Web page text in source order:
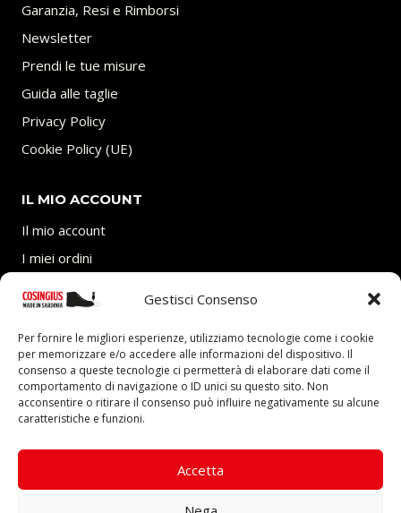
Gestisci Consenso
Per fornire le migliori esperienze, utilizziamo tecnologie come i cookie
per memorizzare e/o accedere alle informazioni del dispositivo. Il
consenso a queste tecnologie ci permetterà di elaborare dati come il
comportamento di navigazione o ID unici su questo sito. Non
acconsentire o ritirare il consenso può influire negativamente su alcune
caratteristiche e funzioni.
Accetta
Garanzia, Resi e Rimborsi
Newsletter
Prendi le tue misure
Guida alle taglie
Privacy Policy
Cookie Policy (UE)
IL MIO ACCOUNT
Il mio account
I miei ordini
di Commercio Industria Artigianato e Agricoltura di
Cagliari.